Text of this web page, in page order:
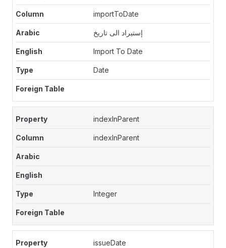
importToDate
إستيراد الى تاريخ
Import To Date
Date
indexInParent
indexInParent
Integer
issueDate